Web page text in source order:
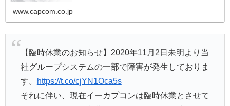
www.capcom.co.jp
【臨時休業のお知らせ】2020年11月2日未明より当
社グループシステムの一部で障害が発生しておりま
す。
https://t.co/cjYN1Oca5s
それに伴い、現在イーカプコンは臨時休業とさせて